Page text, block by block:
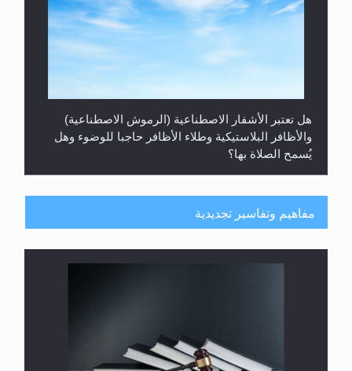
هل تعتبر الأشفار الاصطناعية (الرموش الاصطناعية)
والأظافر البلاستيكية وطلاء الأظافر حاجبا للوضوء وهل
يُسمح الصلاة بها؟
مفاهيم وتفاسير تجديدية